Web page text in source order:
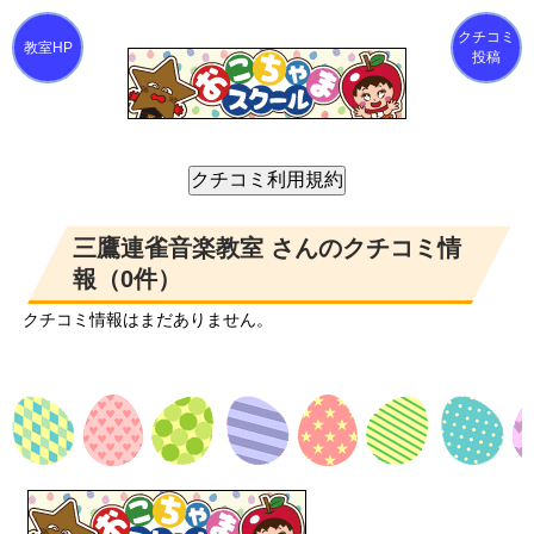
クチコミ
投稿
三鷹連雀音楽教室 さんのクチコミ情
報（0件）
クチコミ情報はまだありません。